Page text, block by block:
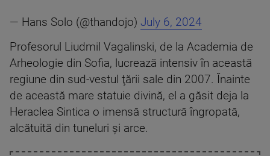
— Hans Solo (@thandojo) July 6, 2024
Profesorul Liudmil Vagalinski, de la Academia de
Arheologie din Sofia, lucrează intensiv în această
regiune din sud-vestul ţării sale din 2007. Înainte
de această mare statuie divină, el a găsit deja la
Heraclea Sintica o imensă structură îngropată,
alcătuită din tuneluri şi arce.